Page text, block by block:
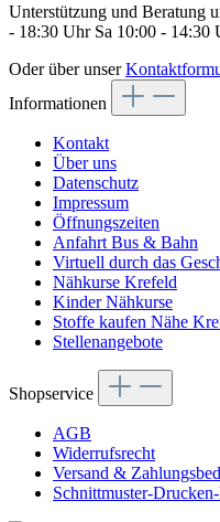
Unterstützung und Beratung
- 18:30 Uhr Sa 10:00 - 14:30
Oder über unser
Informationen
Kontakt
Über uns
Datenschutz
Impressum
Öffnungszeiten
Anfahrt Bus & Bahn
Virtuell durch das
Nähkurse Krefeld
Kinder Nähkurse
Stoffe kaufen Nähe
Stellenangebote
Shopservice
AGB
Widerrufsrecht
Versand &
Schnittmuster-